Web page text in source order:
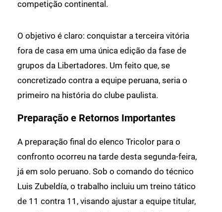
competição continental.
O objetivo é claro: conquistar a terceira vitória
fora de casa em uma única edição da fase de
grupos da Libertadores. Um feito que, se
concretizado contra a equipe peruana, seria o
primeiro na história do clube paulista.
Preparação e Retornos Importantes
A preparação final do elenco Tricolor para o
confronto ocorreu na tarde desta segunda-feira,
já em solo peruano. Sob o comando do técnico
Luis Zubeldía, o trabalho incluiu um treino tático
de 11 contra 11, visando ajustar a equipe titular,